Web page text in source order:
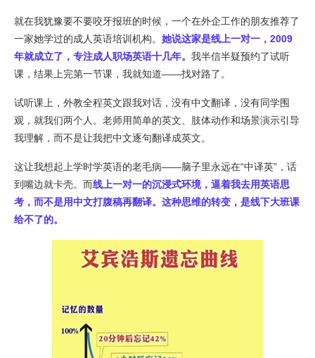
就在我犹豫要不要咬牙报班的时候，一个在外企工作的朋友推荐了
一家她学过的成人英语培训机构。 她说这家是线上一对一，2009
年就成立了，专注成人职场英语十几年。 我半信半疑预约了试听
课，结果上完第一节课，我就知道——找对路了。
试听课上，外教全程英文跟我对话，没有中文翻译，没有同学围
观，就我们两个人。老师用简单的英文、肢体动作和场景演示引导
我理解，而不是让我把中文逐句翻译成英文。
这让我想起上学时学英语的老毛病——脑子里永远在“中译英”，话
到嘴边就卡壳。而线上一对一的沉浸式环境，逼着我去用英语思
考，而不是用中文打腹稿再翻译。这种思维的转变，是线下大班课
给不了的。